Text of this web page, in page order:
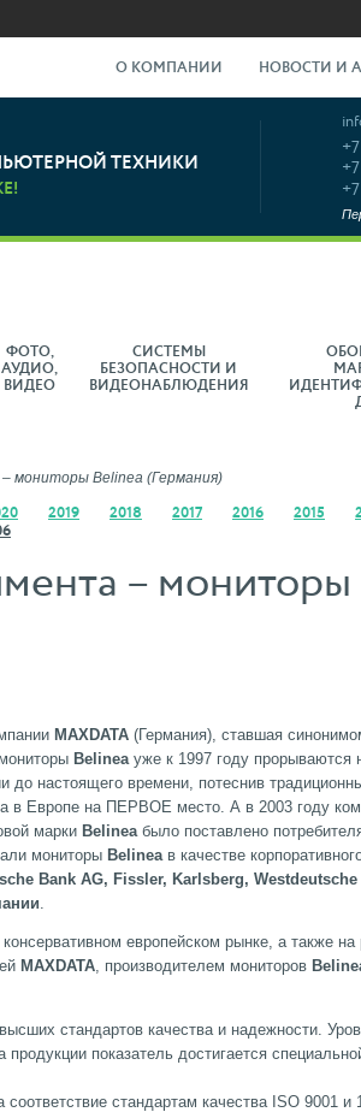
О КОМПАНИИ НОВОСТИ И
ТЕХНИКИ
ФОТО,
АУДИО,
ВИДЕО
СИСТЕМЫ
БЕЗОПАСНОСТИ И
ВИДЕОНАБЛЮДЕНИЯ
мониторы Belinea (Германия)
2019 2018 2017 2016 2015
– мониторы
MAXDATA (Германия), ставшая
Belinea уже к 1997 году прорываются
настоящего времени, потеснив
в Европе на ПЕРВОЕ место. А в 2003 году
марки Belinea было поставлено
мониторы Belinea в качестве
Bank AG, Fissler, Karlsberg,
европейском рынке, а также
MAXDATA, производителем мониторов
стандартов качества и надежности.
показатель достигается
стандартам качества ISO 9001 и